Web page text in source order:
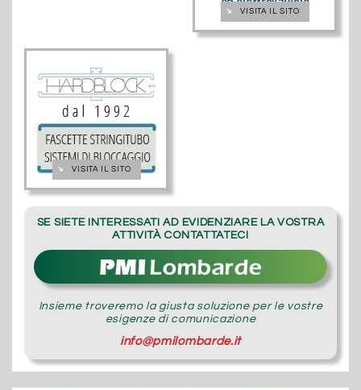
➔ VISITA IL SITO
➔ VISITA IL SITO
SE SIETE INTERESSATI AD EVIDENZIARE LA VOSTRA
ATTIVITÀ CONTATTATECI
Insieme troveremo la giusta soluzione per le vostre
esigenze di comunicazione
info@pmilombarde.it